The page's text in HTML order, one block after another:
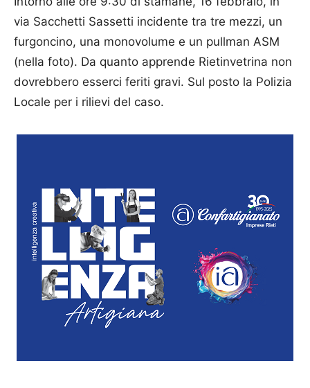
via Sacchetti Sassetti incidente tra tre mezzi, un
furgoncino, una monovolume e un pullman ASM
(nella foto). Da quanto apprende Rietinvetrina non
dovrebbero esserci feriti gravi. Sul posto la Polizia
Locale per i rilievi del caso.